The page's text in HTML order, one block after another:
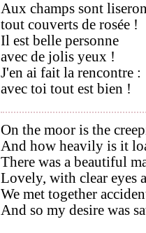
Aux champs sont
tout couverts de rosée !
Il est belle personne
avec de jolis yeux !
J'en ai fait la rencontre :
avec toi tout est bien !
On the moor is the
And how heavily is it
There was a beautiful
Lovely, with clear eyes
We met together
And so my desire was